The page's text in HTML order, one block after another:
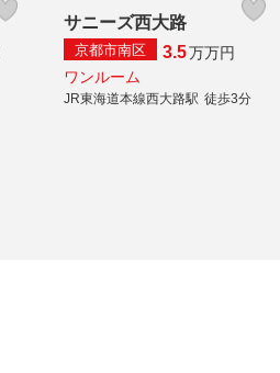
サニーズ西大路
京都市南区 3.5万万円
ワンルーム
JR東海道本線西大路駅 徒歩3分